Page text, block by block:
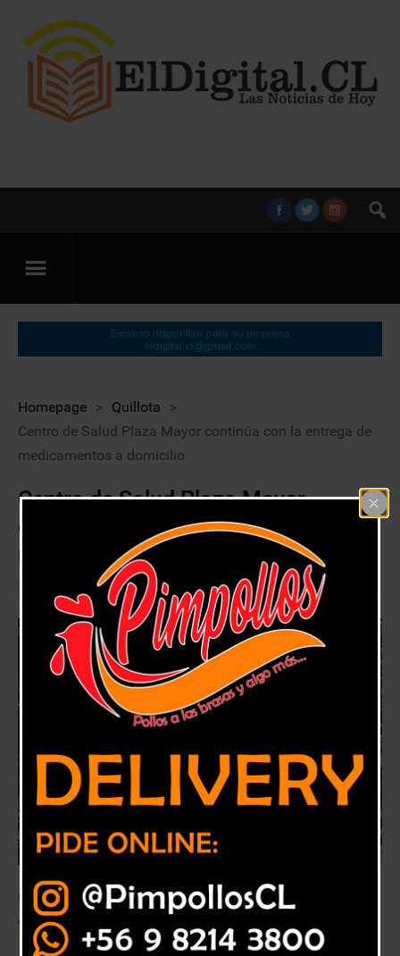
Homepage > Quillota
>
Centro de Salud Plaza Mayor continúa con la entrega de
medicamentos a domicilio
Centro de Salud Plaza Mayor
continúa con la entrega de
medicamentos a domicilio
14 agosto, 2020 Quillota
Iniciativa es parte de las medidas impulsadas por SaludQuillota para
evitar contagios de Covid19 en la comuna